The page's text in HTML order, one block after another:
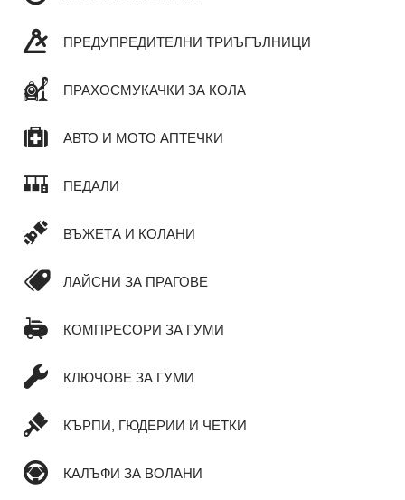
ПРЕДУПРЕДИТЕЛНИ ТРИЪГЪЛНИЦИ
ПРАХОСМУКАЧКИ ЗА КОЛА
АВТО И МОТО АПТЕЧКИ
ПЕДАЛИ
ВЪЖЕТА И КОЛАНИ
ЛАЙСНИ ЗА ПРАГОВЕ
КОМПРЕСОРИ ЗА ГУМИ
КЛЮЧОВЕ ЗА ГУМИ
КЪРПИ, ГЮДЕРИИ И ЧЕТКИ
КАЛЪФИ ЗА ВОЛАНИ